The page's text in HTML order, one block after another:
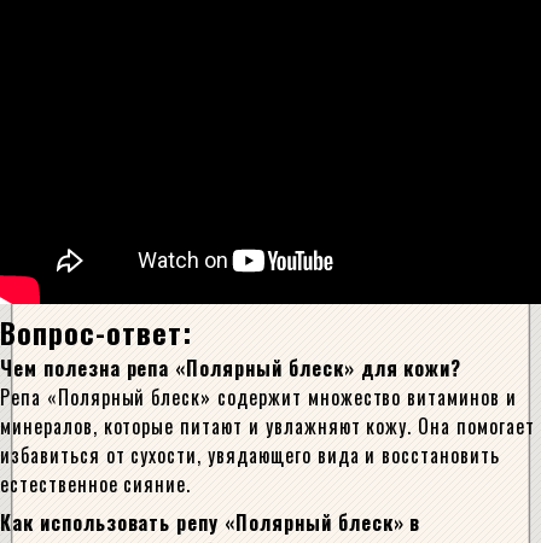
Вопрос-ответ:
Чем полезна репа «Полярный блеск» для кожи?
Репа «Полярный блеск» содержит множество витаминов и
минералов, которые питают и увлажняют кожу. Она помогает
избавиться от сухости, увядающего вида и восстановить
естественное сияние.
Как использовать репу «Полярный блеск» в